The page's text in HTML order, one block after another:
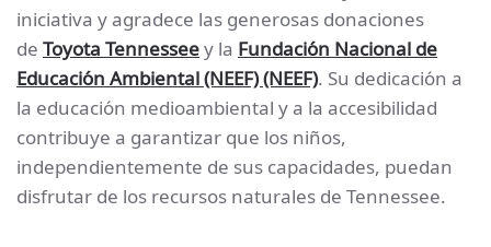
iniciativa y agradece las generosas donaciones
de Toyota Tennesseey la Fundación Nacional de
Educación Ambiental(NEEF)(NEEF). Su dedicación a
la educación medioambiental y a la accesibilidad
contribuye a garantizar que los niños,
independientemente de sus capacidades, puedan
disfrutar de los recursos naturales de Tennessee.